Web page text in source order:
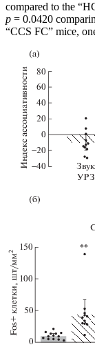
compared to the
p = 0.0420
“CCS FC” mice,